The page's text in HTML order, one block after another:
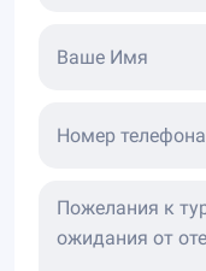
Ваше Имя
Номер телефона